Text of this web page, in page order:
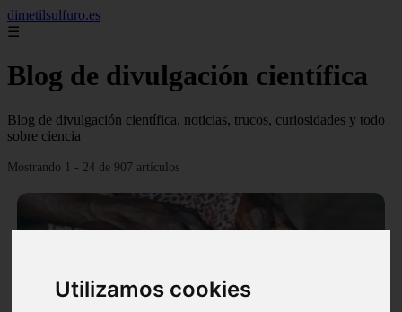
Utilizamos cookies
dimetilsulfuro.es
☰
Blog de divulgación científica
Blog de divulgación científica, noticias, trucos, curiosidades y todo
sobre ciencia
Mostrando 1 - 24 de 907 artículos